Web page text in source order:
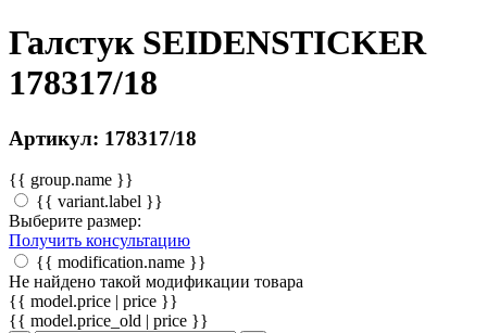
Галстук SEIDENSTICKER
178317/18
Артикул: 178317/18
{{ group.name }}
{{ variant.label }}
Выберите размер:
Получить консультацию
{{ modification.name }}
Не найдено такой модификации товара
{{ model.price | price }}
{{ model.price_old | price }}